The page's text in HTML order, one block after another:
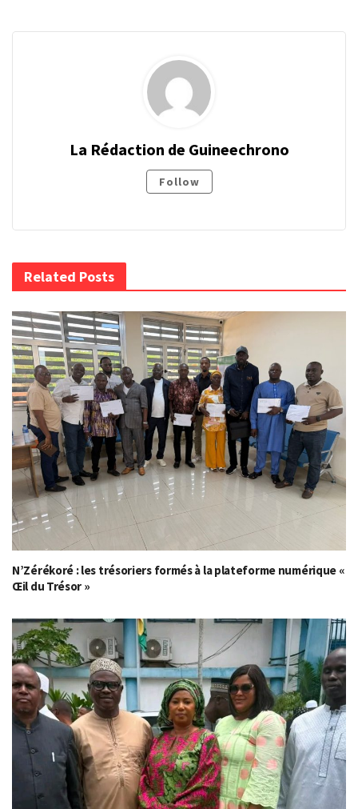
La Rédaction de Guineechrono
Follow
Related Posts
N’Zérékoré : les trésoriers formés à la plateforme numérique «
Œil du Trésor »